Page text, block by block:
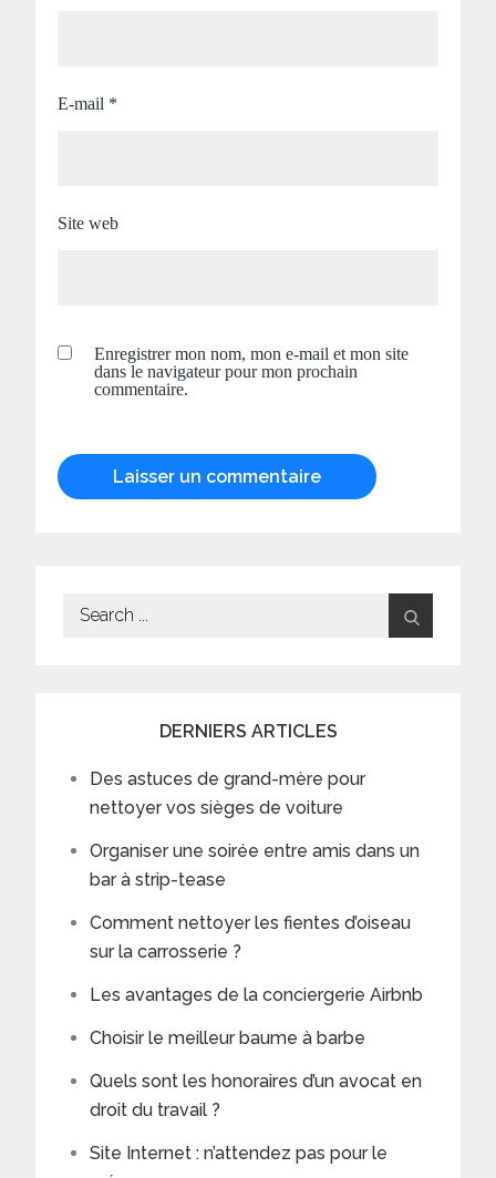
E-mail *
Site web
Enregistrer mon nom, mon e-mail et mon site
dans le navigateur pour mon prochain
commentaire.
Search
DERNIERS ARTICLES
Des astuces de grand-mère pour
nettoyer vos sièges de voiture
Organiser une soirée entre amis dans un
bar à strip-tease
Comment nettoyer les fientes d’oiseau
sur la carrosserie ?
Les avantages de la conciergerie Airbnb
Choisir le meilleur baume à barbe
Quels sont les honoraires d’un avocat en
droit du travail ?
Site Internet : n’attendez pas pour le